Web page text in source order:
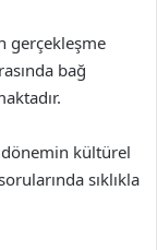
gerçekleşme
bağ
kültürel
sıklıkla